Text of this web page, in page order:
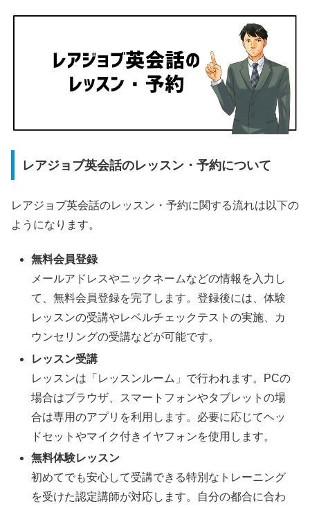
レアジョブ英会話のレッスン・予約について
レアジョブ英会話のレッスン・予約に関する流れは以下の
ようになります。
無料会員登録
メールアドレスやニックネームなどの情報を入力し
て、無料会員登録を完了します。登録後には、体験
レッスンの受講やレベルチェックテストの実施、カ
ウンセリングの受講などが可能です。
レッスン受講
レッスンは「レッスンルーム」で行われます。PCの
場合はブラウザ、スマートフォンやタブレットの場
合は専用のアプリを利用します。必要に応じてヘッ
ドセットやマイク付きイヤフォンを使用します。
無料体験レッスン
初めてでも安心して受講できる特別なトレーニング
を受けた認定講師が対応します。自分の都合に合わ